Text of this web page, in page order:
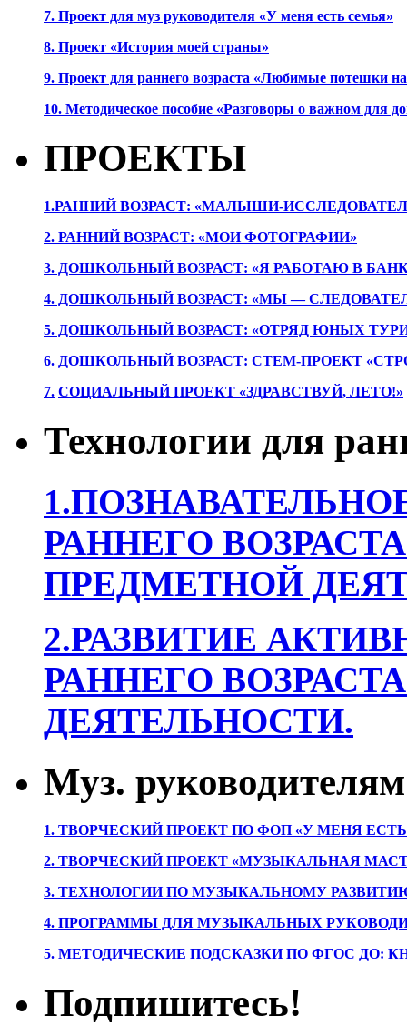
7. Проект для муз руководителя «У меня есть семья»
8. Проект «История моей страны»
9. Проект для раннего возраста «Любимые потешки
10. Методическое пособие «Разговоры о важном для
ПРОЕКТЫ
1.РАННИЙ ВОЗРАСТ: «МАЛЫШИ-
2. РАННИЙ ВОЗРАСТ: «МОИ ФОТОГРАФИИ»
3. ДОШКОЛЬНЫЙ ВОЗРАСТ: «Я РАБОТАЮ В
4. ДОШКОЛЬНЫЙ ВОЗРАСТ: «МЫ —
5. ДОШКОЛЬНЫЙ ВОЗРАСТ: «ОТРЯД ЮНЫХ
6. ДОШКОЛЬНЫЙ ВОЗРАСТ: СТЕМ-ПРОЕКТ
7. СОЦИАЛЬНЫЙ ПРОЕКТ «ЗДРАВСТВУЙ, ЛЕТО!»
Технологии для
РАННЕГО
ПРЕДМЕТНОЙ
2.РАЗВИТИЕ
РАННЕГО
ДЕЯТЕЛЬНОСТИ.
Муз. руководителям
1. ТВОРЧЕСКИЙ ПРОЕКТ ПО ФОП «У МЕНЯ
2. ТВОРЧЕСКИЙ ПРОЕКТ «МУЗЫКАЛЬНАЯ
3. ТЕХНОЛОГИИ ПО МУЗЫКАЛЬНОМУ
4. ПРОГРАММЫ ДЛЯ МУЗЫКАЛЬНЫХ
5. МЕТОДИЧЕСКИЕ ПОДСКАЗКИ ПО ФГОС ДО:
Подпишитесь!